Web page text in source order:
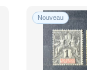
Nouveau